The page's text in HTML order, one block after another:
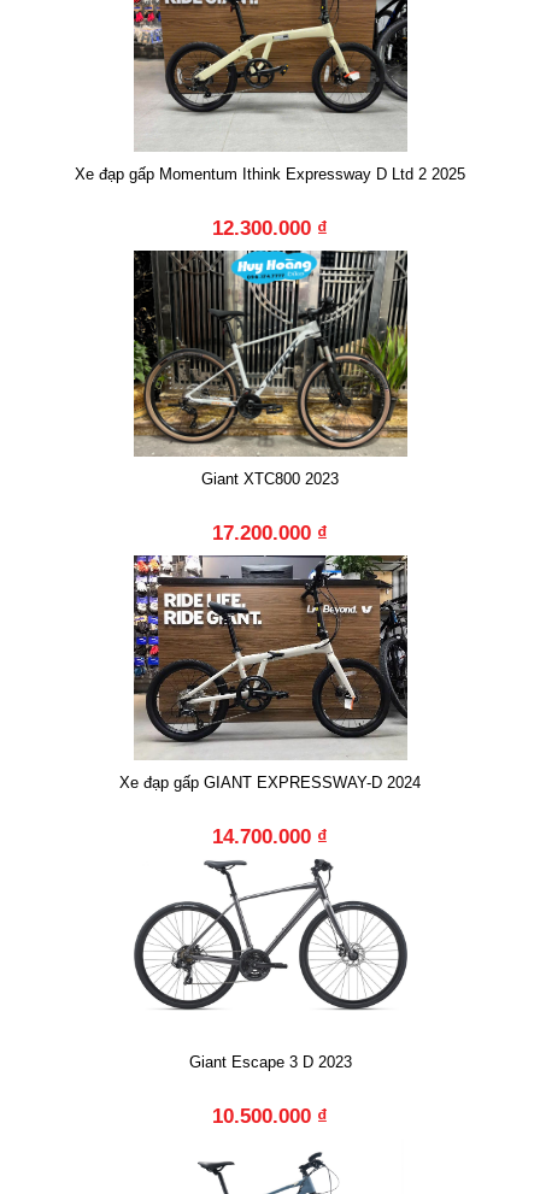
Xe đạp gấp Momentum Ithink Expressway D Ltd 2 2025
12.300.000 ₫
Giant XTC800 2023
17.200.000 ₫
Xe đạp gấp GIANT EXPRESSWAY-D 2024
14.700.000 ₫
Giant Escape 3 D 2023
10.500.000 ₫